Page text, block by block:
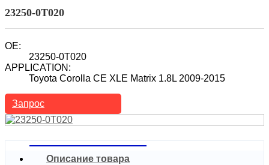
23250-0T020
OE:
23250-0T020
APPLICATION:
Toyota Corolla CE XLE Matrix 1.8L 2009-2015
Запрос
Описание товара